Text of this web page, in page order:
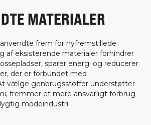
MATERIALER
frem for nyfremstillede
af eksisterende materialer forhindrer
sparer energi og reducerer
der er forbundet med
vælge genbrugsstoffer understøtter
fremmer et mere ansvarligt forbrug
modeindustri.